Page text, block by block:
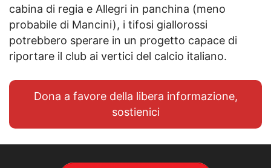
cabina di regia e Allegri in panchina (meno
probabile di Mancini), i tifosi giallorossi
potrebbero sperare in un progetto capace di
riportare il club ai vertici del calcio italiano.
Dona a favore della libera informazione,
sostienici